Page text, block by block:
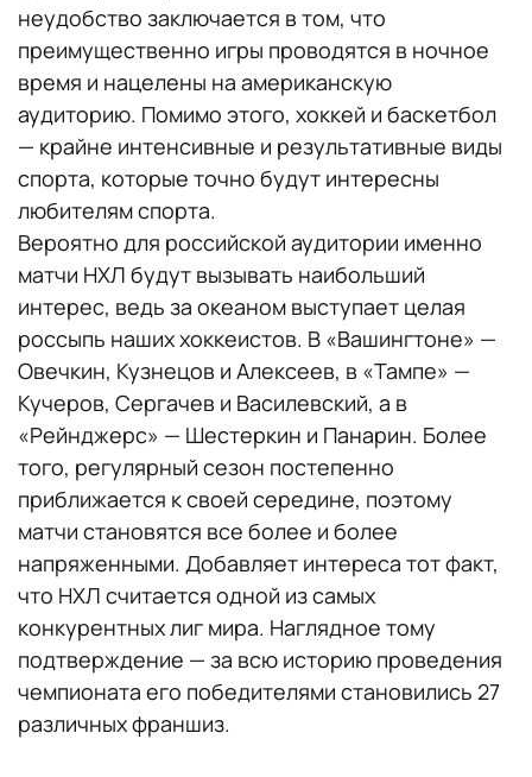
неудобство заключается в том, что
преимущественно игры проводятся в ночное
время и нацелены на американскую
аудиторию. Помимо этого, хоккей и баскетбол
— крайне интенсивные и результативные виды
спорта, которые точно будут интересны
любителям спорта.
Вероятно для российской аудитории именно
матчи НХЛ будут вызывать наибольший
интерес, ведь за океаном выступает целая
россыпь наших хоккеистов. В «Вашингтоне» —
Овечкин, Кузнецов и Алексеев, в «Тампе» —
Кучеров, Сергачев и Василевский, а в
«Рейнджерс» — Шестеркин и Панарин. Более
того, регулярный сезон постепенно
приближается к своей середине, поэтому
матчи становятся все более и более
напряженными. Добавляет интереса тот факт,
что НХЛ считается одной из самых
конкурентных лиг мира. Наглядное тому
подтверждение — за всю историю проведения
чемпионата его победителями становились 27
различных франшиз.